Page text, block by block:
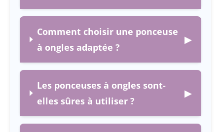
Comment choisir une ponceuse
à ongles adaptée ?
▶
Les ponceuses à ongles sont-
elles sûres à utiliser ?
▶